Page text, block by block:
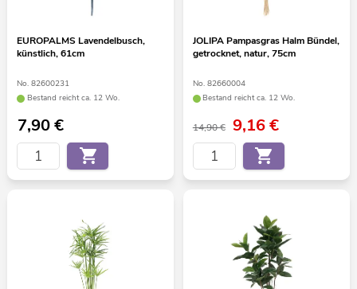
EUROPALMS Lavendelbusch,
künstlich, 61cm
No. 82600231
Bestand reicht ca. 12 Wo.
7,90€
JOLIPA Pampasgras Halm Bündel,
getrocknet, natur, 75cm
No. 82660004
Bestand reicht ca. 12 Wo.
14,90 € 9,16€